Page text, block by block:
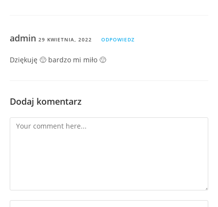
admin 29 KWIETNIA, 2022 ODPOWIEDZ
Dziękuję 🙂 bardzo mi miło 🙂
Dodaj komentarz